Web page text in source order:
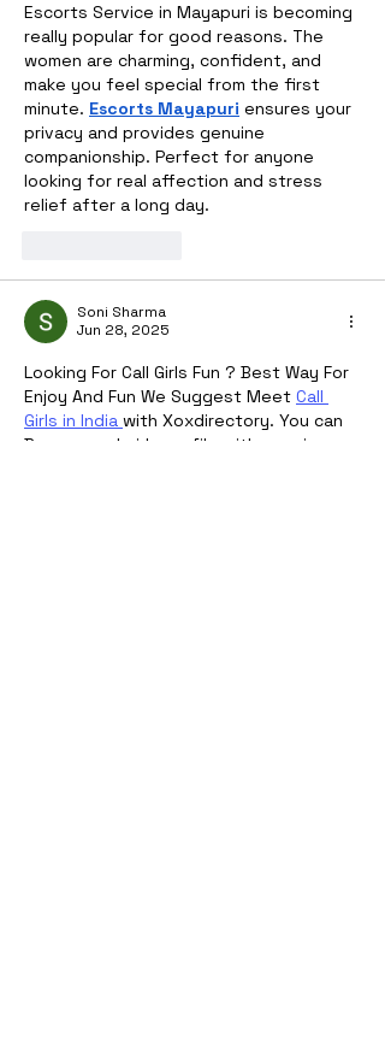
Escorts Service in Mayapuri is becoming
really popular for good reasons. The
women are charming, confident, and
make you feel special from the first
minute. Escorts Mayapuri ensures your
privacy and provides genuine
companionship. Perfect for anyone
looking for real affection and stress
relief after a long day.
Soni Sharma
Jun 28, 2025
Looking For Call Girls Fun ? Best Way For
Enjoy And Fun We Suggest Meet Call
Girls in India with Xoxdirectory. You can
Browse real girls profile with genuine